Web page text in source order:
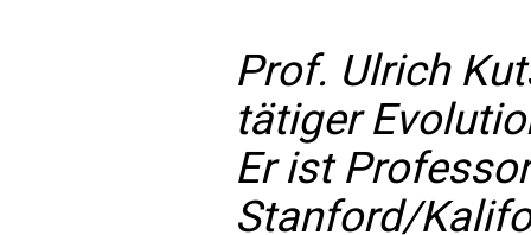
Prof. Ulrich
tätiger
Er ist
Stanford/